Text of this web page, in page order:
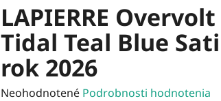
LAPIERRE
Tidal Teal Blue
rok 2026
Priemerné
Neohodnotené Podrobnosti hodnotenia